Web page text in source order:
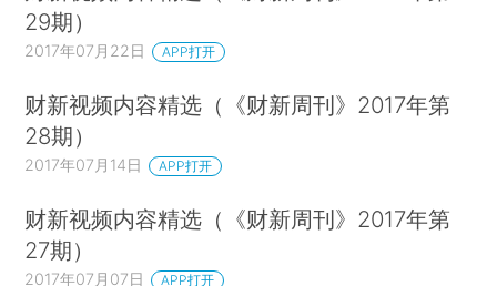
29期）
2017年07月22日 APP打开
财新视频内容精选（《财新周刊》2017年第
28期）
2017年07月14日 APP打开
财新视频内容精选（《财新周刊》2017年第
27期）
2017年07月07日 APP打开